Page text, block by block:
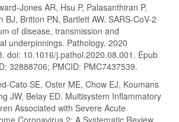
Jones AR, Hsu P, Palasanthiran P,
BJ, Britton PN, Bartlett AW. SARS-CoV-2
of disease, transmission and
underpinnings. Pathology. 2020
doi: 10.1016/j.pathol.2020.08.001. Epub
32888706; PMCID: PMC7437539.
Cato SE, Oster ME, Chow EJ, Koumans
JW, Belay ED. Multisystem Inflammatory
Associated with Severe Acute
Coronavirus 2: A Systematic Review.